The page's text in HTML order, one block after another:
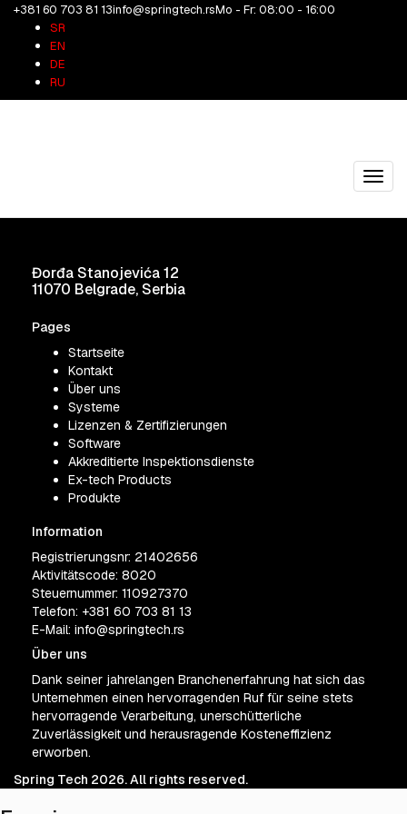
+381 60 703 81 13info@springtech.rsMo - Fr: 08:00 - 16:00
SR
EN
DE
RU
2114A3
05/05/2026
2114A3
Đorđa Stanojevića 12
11070 Belgrade, Serbia
Pages
Startseite
Kontakt
Über uns
Systeme
Lizenzen & Zertifizierungen
Software
Akkreditierte Inspektionsdienste
Ex-tech Products
Produkte
Information
Registrierungsnr: 21402656
Aktivitätscode: 8020
Steuernummer: 110927370
Telefon: +381 60 703 81 13
E-Mail: info@springtech.rs
Über uns
Dank seiner jahrelangen Branchenerfahrung hat sich das
Unternehmen einen hervorragenden Ruf für seine stets
hervorragende Verarbeitung, unerschütterliche
Zuverlässigkeit und herausragende Kosteneffizienz
erworben.
Spring Tech 2026. All rights reserved.